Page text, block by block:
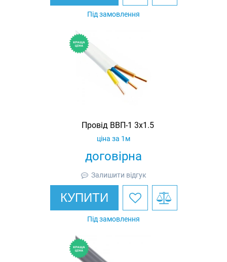
Під замовлення
Провід ВВП-1 3х1.5
договірна
ціна за 1м
Залишити відгук
КУПИТИ
Під замовлення